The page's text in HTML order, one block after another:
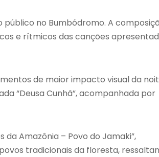
no Bumbódromo. A
e rítmicos das canções
de maior impacto visual da
“Deusa Cunhã”, acompanhada por
Amazônia – Povo do Jamaki”,
tradicionais da floresta,